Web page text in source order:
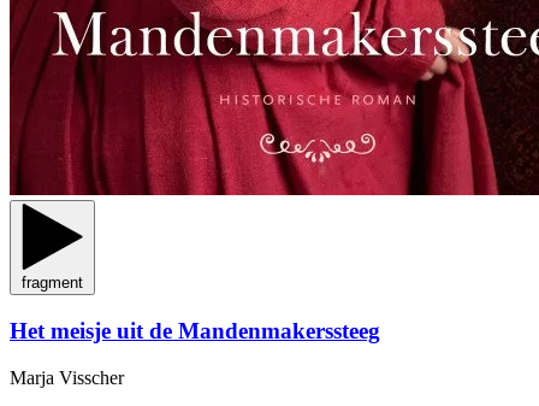
fragment
Het meisje uit de Mandenmakerssteeg
Marja Visscher